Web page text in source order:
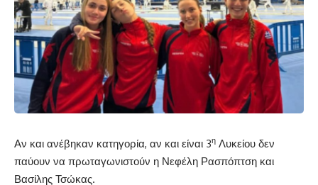
Αν και ανέβηκαν κατηγορία, αν και είναι 3η Λυκείου δεν
παύουν να πρωταγωνιστούν η Νεφέλη Ρασπόπτση και
Βασίλης Τσώκας.